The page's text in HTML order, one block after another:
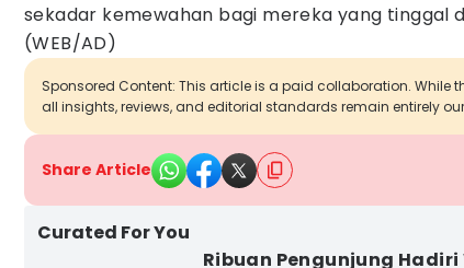
sekadar kemewahan bagi mereka yang tinggal
(WEB/AD)
Sponsored Content: This article is a paid collaboration. While
all insights, reviews, and editorial standards remain entirely
Share Article
Curated For You
Ribuan Pengunjung